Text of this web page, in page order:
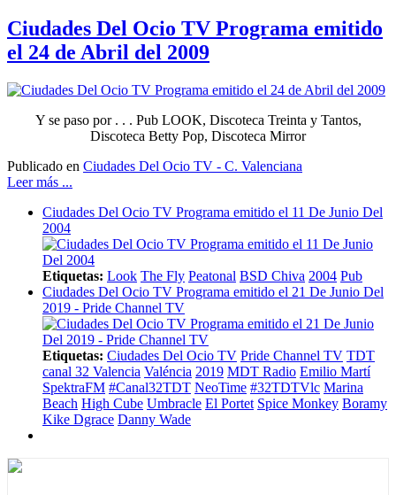
Ciudades Del Ocio TV Programa emitido
el 24 de Abril del 2009
Y se paso por . . . Pub LOOK, Discoteca Treinta y Tantos,
Discoteca Betty Pop, Discoteca Mirror
Publicado en Ciudades Del Ocio TV - C. Valenciana
Leer más ...
Ciudades Del Ocio TV Programa emitido el 11 De Junio Del
2004
Etiquetas: Look The Fly Peatonal BSD Chiva 2004 Pub
Ciudades Del Ocio TV Programa emitido el 21 De Junio Del
2019 - Pride Channel TV
Etiquetas: Ciudades Del Ocio TV Pride Channel TV TDT
canal 32 Valencia Valéncia 2019 MDT Radio Emilio Martí
SpektraFM #Canal32TDT NeoTime #32TDTVlc Marina
Beach High Cube Umbracle El Portet Spice Monkey Boramy
Kike Dgrace Danny Wade